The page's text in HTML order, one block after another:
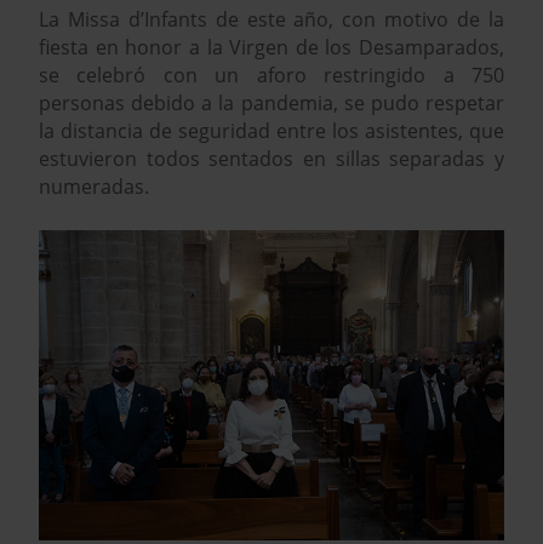
La Missa d’Infants de este año, con motivo de la
fiesta en honor a la Virgen de los Desamparados,
se celebró con un aforo restringido a 750
personas debido a la pandemia, se pudo respetar
la distancia de seguridad entre los asistentes, que
estuvieron todos sentados en sillas separadas y
numeradas.